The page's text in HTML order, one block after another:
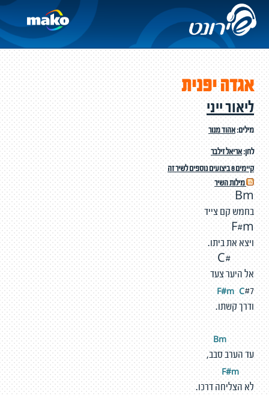
אגדה יפנית
ליאור ייני
מילים:אהוד מנור
לחן:אריאל זילבר
קיימים 8 ביצועים נוספים לשיר זה
מילות השיר
Bm
בחמש קם צייד
F#m
ויצא את ביתו.
#C
אל היער צעד
F#m C#7
ודרך קשתו.
עד הערב סבב,
#m
לא הצליחה דרכו.